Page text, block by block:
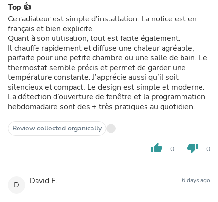
Top 👍
Ce radiateur est simple d’installation. La notice est en
français et bien explicite.
Quant à son utilisation, tout est facile également.
Il chauffe rapidement et diffuse une chaleur agréable,
parfaite pour une petite chambre ou une salle de bain. Le
thermostat semble précis et permet de garder une
température constante. J’apprécie aussi qu’il soit
silencieux et compact. Le design est simple et moderne.
La détection d’ouverture de fenêtre et la programmation
hebdomadaire sont des + très pratiques au quotidien.
Review collected organically
thumb_up 0 thumb_down 0
D David F. 6 days ago